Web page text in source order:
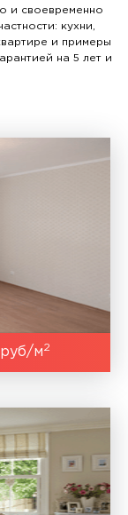
и своевременно
кухни,
и примеры
на 5 лет и
м2